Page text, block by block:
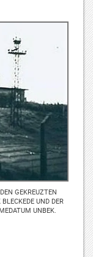
GEKREUZTEN
UND DER
UNBEK.